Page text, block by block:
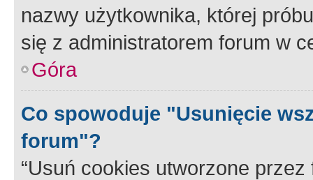
nazwy użytkownika, której
się z administratorem forum w
Góra
Co spowoduje "Usunięcie
forum"?
“Usuń cookies utworzone